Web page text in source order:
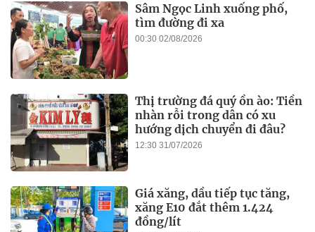
Sâm Ngọc Linh xuống phố,
tìm đường đi xa
00:30 02/08/2026
Thị trường đá quý ồn ào: Tiền
nhàn rỗi trong dân có xu
hướng dịch chuyển đi đâu?
12:30 31/07/2026
Giá xăng, dầu tiếp tục tăng,
xăng E10 đắt thêm 1.424
đồng/lít